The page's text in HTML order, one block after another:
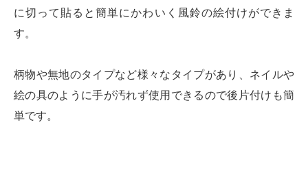
に切って貼ると簡単にかわいく風鈴の絵付けができま
す。
柄物や無地のタイプなど様々なタイプがあり、ネイルや
絵の具のように手が汚れず使用できるので後片付けも簡
単です。